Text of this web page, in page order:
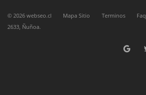
© 2026 webseo.cl Mapa Sitio Terminos Faq
2633, Ñuñoa.